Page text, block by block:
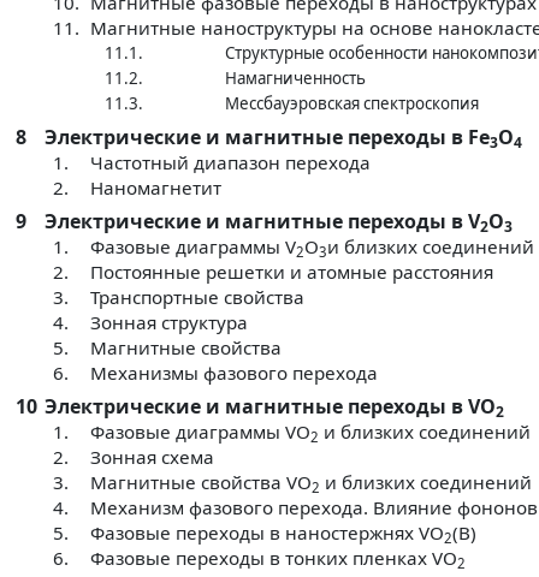
11. Магнитные наноструктуры на основе
11.1.
Структурные особенности
11.2.
Намагниченность
11.3.
Мессбауэровская спектроскопия
8 Электрические и магнитные переходы в Fe3O4
1.
Частотный диапазон перехода
2.
Наномагнетит
9 Электрические и магнитные переходы в V2O3
1. Фазовые диаграммы V2O3и близких соединений
2.
Постоянные решетки и атомные расстояния
3.
Транспортные свойства
4.
Зонная структура
5.
Магнитные свойства
6.
Механизмы фазового перехода
10 Электрические и магнитные переходы в VO2
1. Фазовые диаграммы VO2 и близких соединений
2.
Зонная схема
3.
Магнитные свойства VO2 и близких соединений
4.
Механизм фазового перехода. Влияние фононов
5.
Фазовые переходы в наностержнях VO2(B)
6.
Фазовые переходы в тонких пленках VO2